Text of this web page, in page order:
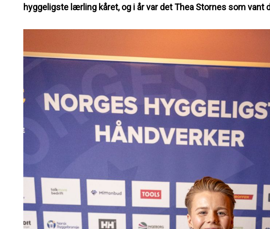
hyggeligste lærling kåret, og i år var det Thea Stornes som vant